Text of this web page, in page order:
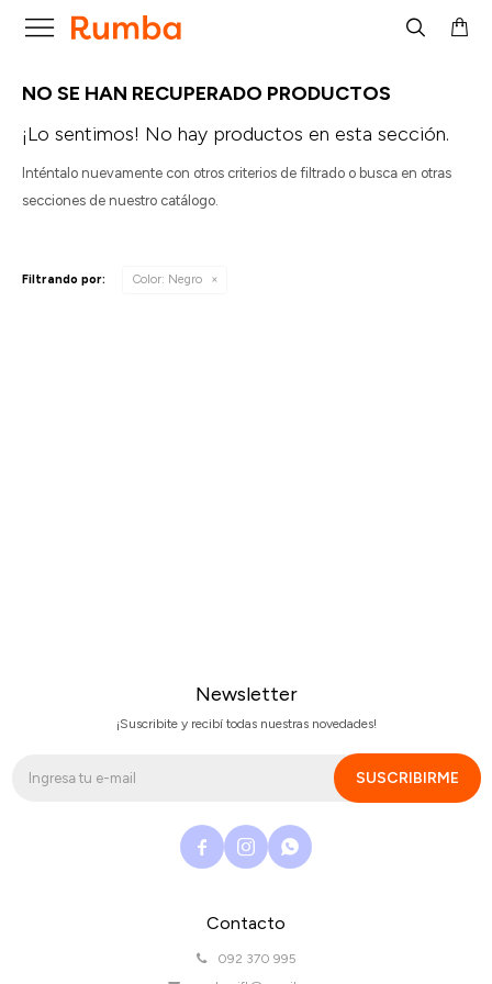

NO SE HAN RECUPERADO PRODUCTOS
¡Lo sentimos! No hay productos en esta sección.
Inténtalo nuevamente con otros criterios de filtrado o busca en otras
secciones de nuestro catálogo.
Filtrando por: Color: Negro
Contacto
092 370 995
Newsletter
¡Suscribite y recibí todas nuestras novedades!
SUSCRIBIRME
  